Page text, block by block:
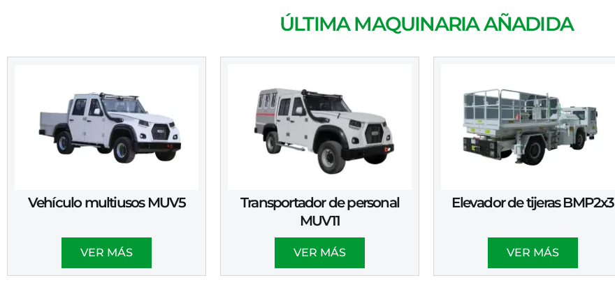
ÚLTIMA MAQUINARIA AÑADIDA
Vehículo multiusos MUV5
VER MÁS
Transportador de personal
MUV11
VER MÁS
Elevador de tijeras BMP2x3
VER MÁS